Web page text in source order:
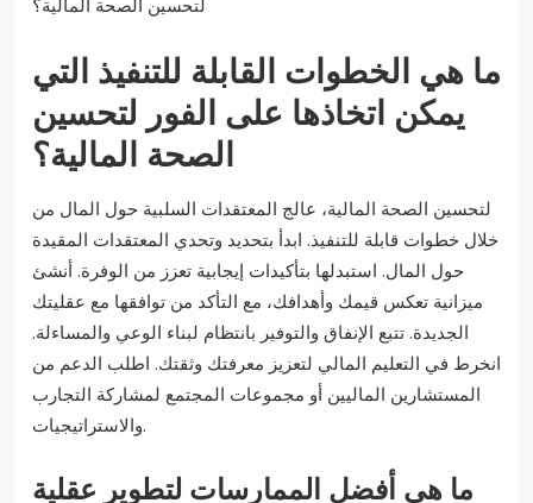
ما هي الخطوات القابلة للتنفيذ التي
يمكن اتخاذها على الفور لتحسين
الصحة المالية؟
لتحسين الصحة المالية، عالج المعتقدات السلبية حول المال من
خلال خطوات قابلة للتنفيذ. ابدأ بتحديد وتحدي المعتقدات المقيدة
حول المال. استبدلها بتأكيدات إيجابية تعزز من الوفرة. أنشئ
ميزانية تعكس قيمك وأهدافك، مع التأكد من توافقها مع عقليتك
الجديدة. تتبع الإنفاق والتوفير بانتظام لبناء الوعي والمساءلة.
انخرط في التعليم المالي لتعزيز معرفتك وثقتك. اطلب الدعم من
المستشارين الماليين أو مجموعات المجتمع لمشاركة التجارب
والاستراتيجيات.
ما هي أفضل الممارسات لتطوير عقلية